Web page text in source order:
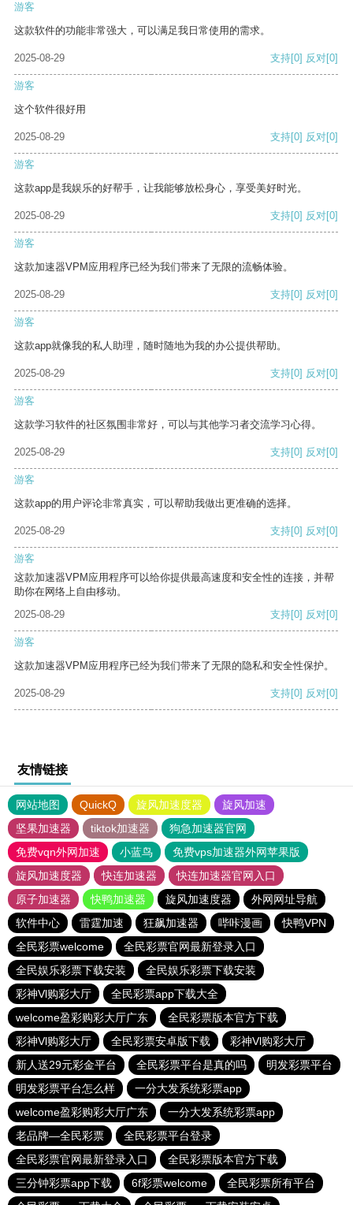
游客
这款软件的功能非常强大，可以满足我日常使用的需求。
2025-08-29 支持[0] 反对[0]
游客
这个软件很好用
2025-08-29 支持[0] 反对[0]
游客
这款app是我娱乐的好帮手，让我能够放松身心，享受美好时光。
2025-08-29 支持[0] 反对[0]
游客
这款加速器VPM应用程序已经为我们带来了无限的流畅体验。
2025-08-29 支持[0] 反对[0]
游客
这款app就像我的私人助理，随时随地为我的办公提供帮助。
2025-08-29 支持[0] 反对[0]
游客
这款学习软件的社区氛围非常好，可以与其他学习者交流学习心得。
2025-08-29 支持[0] 反对[0]
游客
这款app的用户评论非常真实，可以帮助我做出更准确的选择。
2025-08-29 支持[0] 反对[0]
游客
这款加速器VPM应用程序可以给你提供最高速度和安全性的连接，并帮
助你在网络上自由移动。
2025-08-29
支持[0] 反对[0]
游客
这款加速器VPM应用程序已经为我们带来了无限的隐私和安全性保护。
2025-08-29 支持[0] 反对[0]
友情链接
网站地图 QuickQ 旋风加速度器
旋风加速
坚果加速器
tiktok加速器
狗急加速器官网
免费vqn外网加速
小蓝鸟
免费vps加速器外网苹果版
旋风加速度器
快连加速器
快连加速器官网入口
原子加速器
快鸭加速器 旋风加速度器
外网网址导航
软件中心
雷霆加速 狂飙加速器 哔咔漫画
快鸭VPN
全民彩票welcome
全民彩票官网最新登录入口
全民娱乐彩票下载安装
全民娱乐彩票下载安装
彩神Vl购彩大厅
全民彩票app下载大全
welcome盈彩购彩大厅广东
全民彩票版本官方下载
彩神Vl购彩大厅
全民彩票安卓版下载
彩神Vl购彩大厅
新人送29元彩金平台
全民彩票平台是真的吗
明发彩票平台
明发彩票平台怎么样
一分大发系统彩票app
welcome盈彩购彩大厅广东
一分大发系统彩票app
老品牌—全民彩票
全民彩票平台登录
全民彩票官网最新登录入口
全民彩票版本官方下载
三分钟彩票app下载
6f彩票welcome
全民彩票所有平台